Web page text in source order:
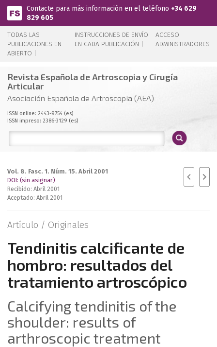
Pasar al contenido principal
Contacte para más información en el teléfono +34 629
829 605
TODAS LAS
PUBLICACIONES EN
ABIERTO |
INSTRUCCIONES DE ENVÍO
EN CADA PUBLICACIÓN |
ACCESO
ADMINISTRADORES
Revista Española de Artroscopia y Cirugía
Articular
Asociación Española de Artroscopia (AEA)
ISSN online: 2443-9754 (es)
ISSN impreso: 2386-3129 (es)
Vol. 8. Fasc. 1. Núm. 15. Abril 2001
DOI: (sin asignar)
Recibido: Abril 2001
Aceptado: Abril 2001
Artículo / Originales
Tendinitis calcificante de
hombro: resultados del
tratamiento artroscópico
Calcifying tendinitis of the
shoulder: results of
arthroscopic treatment